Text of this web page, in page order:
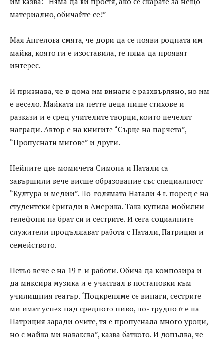
материално, обичайте се!”
Мая Ангелова смята, че дори да се появи родната им
майка, която ги е изоставила, те няма да проявят
интерес.
И признава, че в дома им винаги е разхвърляно, но им
е весело. Майката на петте деца пише стихове и
разкази и е сред учителите творци, които печелят
награди. Автор е на книгите “Сърце на парчета”,
“Пропуснати мигове” и други.
Нейните две момичета Симона и Натали са
завършили вече висше образование със специалност
“Култура и медии”. По-голямата Натали 4 г. поред е на
студентски бригади в Америка. Така купила мобилни
телефони на брат си и сестрите. И сега социалните
служители продължават работа с Натали, Патриция и
семейството.
Петьо вече е на 19 г. и работи. Обича да композира и
да миксира музика и е участвал в постановки към
училищния театър. “Подкрепяме се винаги, сестрите
ми имат успех над средното ниво, по- трудно ѝ е на
Патриция заради очите, тя е пропуснала много уроци,
но с майка ми наваксва”, казва баткото. И допълва, че